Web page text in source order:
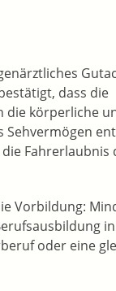
dass die
die körperliche
Sehvermögen
Fahrerlaubnis
Vorbildung:
oder eine